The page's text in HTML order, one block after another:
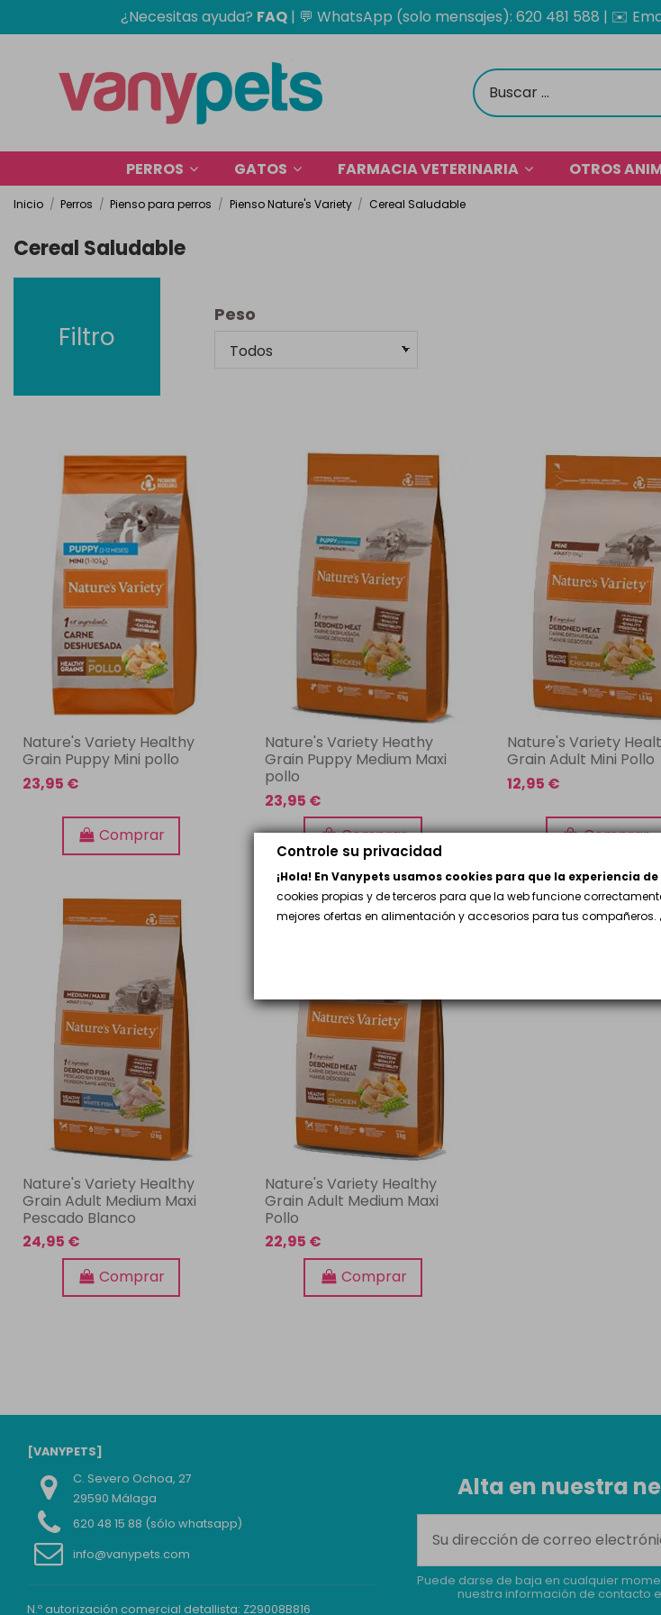
¿Necesitas ayuda? FAQ| 💬 WhatsApp (solo mensajes): 620 481 588 | ✉️
PERROS GATOS FARMACIA VETERINARIA OTROS
Inicio Perros Pienso para perros Pienso Nature's Variety Cereal Saludable
Cereal Saludable
Filtro
Peso
Nature's Variety Healthy
Grain Puppy Mini pollo
23,95 €
Comprar
Nature's Variety Heathy
Grain Puppy Medium Maxi
pollo
23,95 €
Comprar
Nature's Variety
Grain Adult Mini Pollo
12,95 €
Comprar
Nature's Variety Healthy
Grain Adult Medium Maxi
Pescado Blanco
24,95 €
Comprar
¡En oferta!
Nature's Variety Healthy
Grain Adult Medium Maxi
Pollo
22,95 €
Comprar
[VANYPETS]
C. Severo Ochoa, 27
29590 Málaga
620 48 15 88 (sólo whatsapp)
info@vanypets.com
N.º autorización comercial detallista: Z29008B816
Alta en nuestra
Puede darse de baja en cualquier
nuestra información de contacto
Controle su privacidad
¡Hola! En Vanypets usamos cookies para que la experiencia
cookies propias y de terceros para que la web funcione
mejores ofertas en alimentación y accesorios para tus compañeros.